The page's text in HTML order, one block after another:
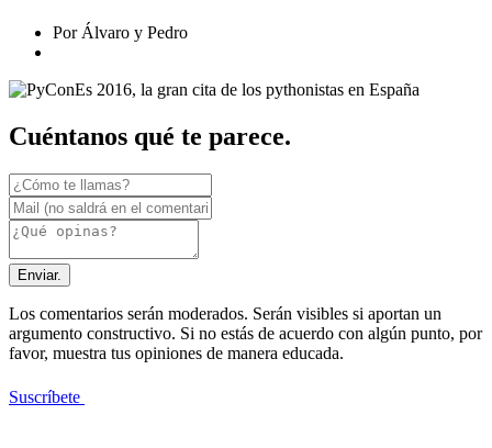
Por Álvaro y Pedro
Cuéntanos qué te parece.
Enviar.
Los comentarios serán moderados. Serán visibles si aportan un
argumento constructivo. Si no estás de acuerdo con algún punto, por
favor, muestra tus opiniones de manera educada.
Suscríbete